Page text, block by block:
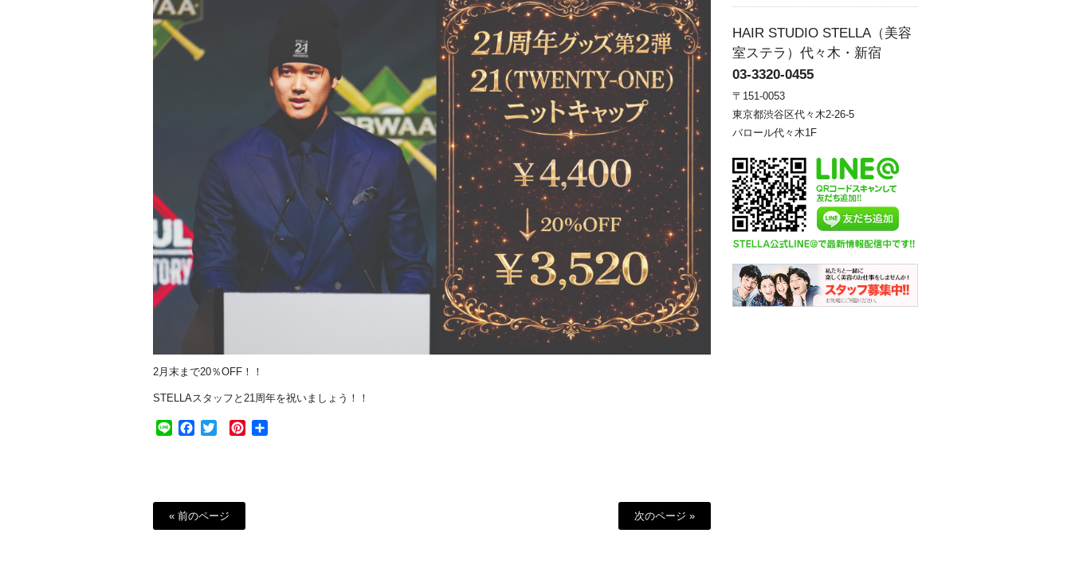
2月末まで20％OFF！！
STELLAスタッフと21周年を祝いましょう！！
Line Facebook
Twitter Pinterest
« 前のページ 次のページ »
HAIR STUDIO STELLA（美容
室ステラ）代々木・新宿
03-3320-0455
〒151-0053
東京都渋谷区代々木2-26-5
バロール代々木1F